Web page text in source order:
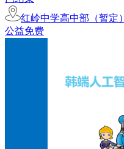
红岭中学高中部（暂定）
公益免费